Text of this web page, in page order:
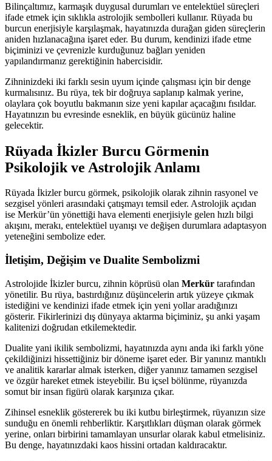
Bilinçaltımız, karmaşık duygusal durumları ve entelektüel süreçleri
ifade etmek için sıklıkla astrolojik sembolleri kullanır. Rüyada bu
burcun enerjisiyle karşılaşmak, hayatınızda durağan giden süreçlerin
aniden hızlanacağına işaret eder. Bu durum, kendinizi ifade etme
biçiminizi ve çevrenizle kurduğunuz bağları yeniden
yapılandırmanız gerektiğinin habercisidir.
Zihninizdeki iki farklı sesin uyum içinde çalışması için bir denge
kurmalısınız. Bu rüya, tek bir doğruya saplanıp kalmak yerine,
olaylara çok boyutlu bakmanın size yeni kapılar açacağını fısıldar.
Hayatınızın bu evresinde esneklik, en büyük gücünüz haline
gelecektir.
Rüyada İkizler Burcu Görmenin
Psikolojik ve Astrolojik Anlamı
Rüyada İkizler burcu görmek, psikolojik olarak zihnin rasyonel ve
sezgisel yönleri arasındaki çatışmayı temsil eder. Astrolojik açıdan
ise Merkür’ün yönettiği hava elementi enerjisiyle gelen hızlı bilgi
akışını, merakı, entelektüel uyanışı ve değişen durumlara adaptasyon
yeteneğini sembolize eder.
İletişim, Değişim ve Dualite Sembolizmi
Astrolojide İkizler burcu, zihnin köprüsü olan Merkür tarafından
yönetilir. Bu rüya, bastırdığınız düşüncelerin artık yüzeye çıkmak
istediğini ve kendinizi ifade etmek için yeni yollar aradığınızı
gösterir. Fikirlerinizi dış dünyaya aktarma biçiminiz, şu anki yaşam
kalitenizi doğrudan etkilemektedir.
Dualite yani ikilik sembolizmi, hayatınızda aynı anda iki farklı yöne
çekildiğinizi hissettiğiniz bir döneme işaret eder. Bir yanınız mantıklı
ve analitik kararlar almak isterken, diğer yanınız tamamen sezgisel
ve özgür hareket etmek isteyebilir. Bu içsel bölünme, rüyanızda
somut bir insan figürü olarak karşınıza çıkar.
Zihinsel esneklik göstererek bu iki kutbu birleştirmek, rüyanızın size
sunduğu en önemli rehberliktir. Karşıtlıkları düşman olarak görmek
yerine, onları birbirini tamamlayan unsurlar olarak kabul etmelisiniz.
Bu denge, hayatınızdaki kaos hissini ortadan kaldıracaktır.